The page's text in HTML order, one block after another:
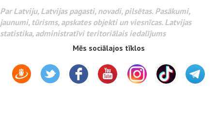
Par Latviju, Latvijas pagasti, novadi, pilsētas. Pasākumi,
jaunumi, tūrisms, apskates objekti un viesnīcas. Latvijas
statistika, administratīvi teritoriālais iedalījums
Mēs sociālajos tīklos